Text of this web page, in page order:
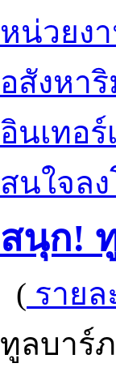
หน่วยง
อสังหา
อินเทอร์
สนใจล
สนุก!
( รายล
ทูลบาร์